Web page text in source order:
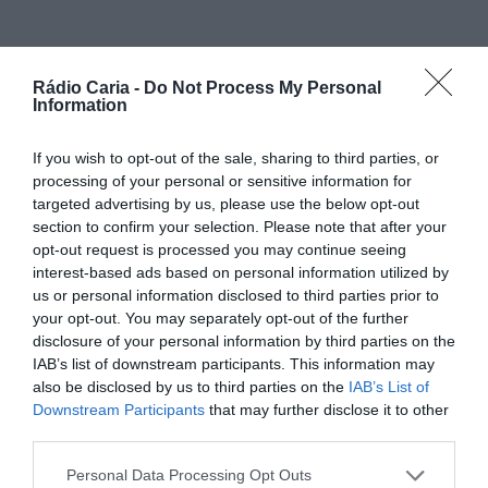
Rádio Caria - Do Not Process My Personal
Information
If you wish to opt-out of the sale, sharing to third parties, or
processing of your personal or sensitive information for
targeted advertising by us, please use the below opt-out
section to confirm your selection. Please note that after your
opt-out request is processed you may continue seeing
interest-based ads based on personal information utilized by
us or personal information disclosed to third parties prior to
your opt-out. You may separately opt-out of the further
disclosure of your personal information by third parties on the
IAB’s list of downstream participants. This information may
also be disclosed by us to third parties on the IAB’s List of
Downstream Participants that may further disclose it to other
Personal Data Processing Opt Outs
OPalácio do Picadeiro, em Alpedrinha, será palco do
Picadeiro Open Sounds & Digital Art, um evento inovador
que acontecerá nos dias13 e 14 de junho de 2025e que
promete juntar o melhor da arte digitale damúsica
eletrónica.
Durante dois dias, este espaço histórico vai transformar-se
num verdadeiro
centro criativo , com instalações
interativas ,performances digitais,concertos ao vivo,
workshops, talks,exposições,realidade aumentada e
virtual ,sala imersiva,computational food,videojogos
animação, o espaçoSpaceKids, e até umlaboratório de
criadoresnacionais e internacionais, proporcionando ao
PARTILHAR ESTE ARTIGO
Facebook
Mastodon
Email
Share